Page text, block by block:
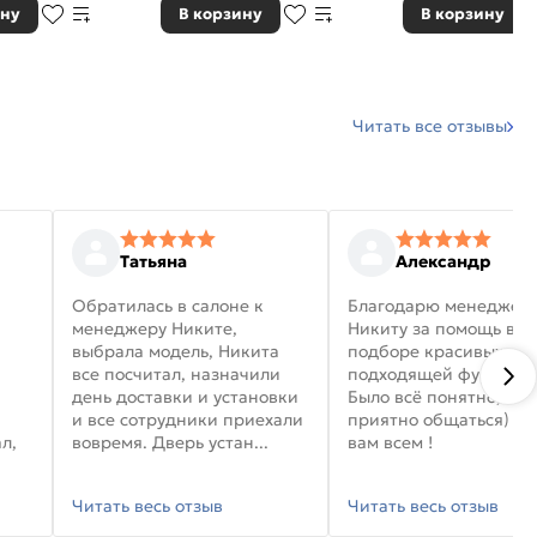
В корзину В корзину
Читать все отзывы
Татьяна
Обратилась в салоне к
менеджеру Никите,
выбрала модель, Никита
все посчитал, назначили
день доставки и установки
и все сотрудники приехали
вовремя. Дверь устан...
Читать весь отзыв
Александр
Благодарю
Никиту за помощь в
подборе красивых
подходящей
Было всё понятно, и
приятно общаться)
вам всем !
Читать весь отзыв